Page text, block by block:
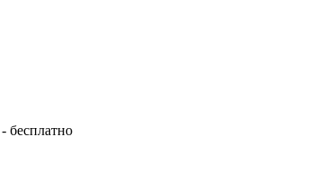
бесплатно